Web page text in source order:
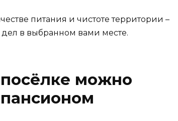
питания и чистоте территории –
в выбранном вами месте.
можно